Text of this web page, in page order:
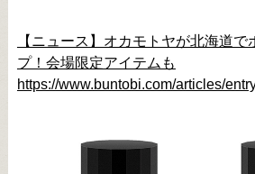
【ニュース】オカモトヤが北海道で
プ！会場限定アイテムも
https://www.buntobi.com/articles/